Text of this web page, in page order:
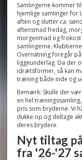
Samlingerne kommer
hjemlige samlinger for
aften og slutter ca.
aftensmad fredag,
morgenmad og
samlingerne.
Overnatning foregår
liggeunderlag. Da der
idrætsformer, så kan
træning både inde og
Bemærk: Skulle der
en hel
pris som bryderne. Vi
dukke op og deltage
deres brydere.
Nyt tiltag
fra '26-'27